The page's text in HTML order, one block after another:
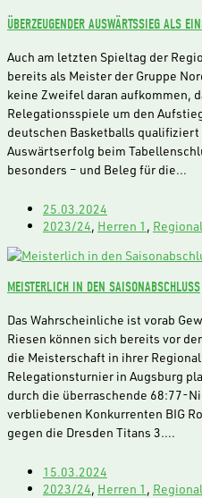
ÜBERZEUGENDER AUSWÄRTSSIEG ALS
Auch am letzten Spieltag der
bereits als Meister der Gruppe
keine Zweifel daran aufkommen,
Relegationsspiele um den
deutschen Basketballs
Auswärtserfolg beim
besonders – und Beleg für die…
25.03.2024
2023/24, Herren 1 ,
MEISTERLICH IN DEN SAISONABSCHLUSS
Das Wahrscheinliche ist vorab
Riesen können sich bereits vor
die Meisterschaft in ihrer
Relegationsturnier in Augsburg
durch die überraschende 68:77-
verbliebenen Konkurrenten BIG
gegen die Dresden Titans 3….
15.03.2024
2023/24, Herren 1 ,